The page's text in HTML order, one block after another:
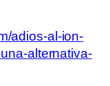
adios-al-ion-
alternativa-